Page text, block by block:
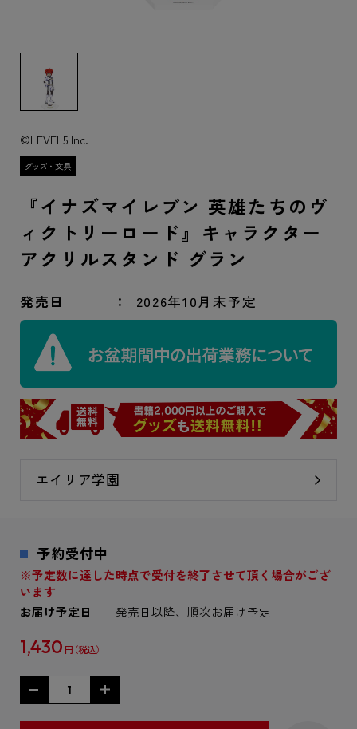
©LEVEL5 Inc.
『イナズマイレブン 英雄たちのヴ
ィクトリーロード』キャラクター
アクリルスタンド グラン
発売日 2026年10月末予定
エイリア学園
予約受付中
※予定数に達した時点で受付を終了させて頂く場合がござ
います
お届け予定日
発売日以降、順次お届け予定
1,430 円